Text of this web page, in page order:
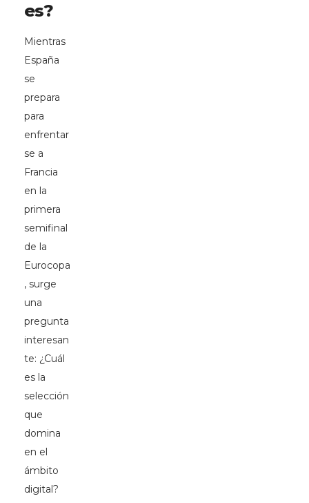
es?
Mientras
España
se
prepara
para
enfrentar
se a
Francia
en la
primera
semifinal
de la
Eurocopa
, surge
una
pregunta
interesan
te: ¿Cuál
es la
selección
que
domina
en el
ámbito
digital?